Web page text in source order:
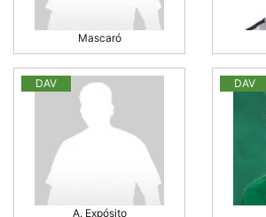
Mascaró
DAV
A. Expósito
DAV